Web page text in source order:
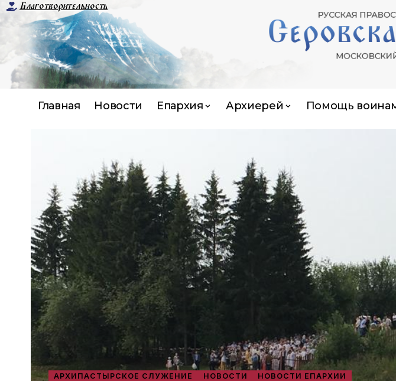
Благотворительность
Главная Новости Епархия Архиерей Помощь
АРХИПАСТЫРСКОЕ СЛУЖЕНИЕ НОВОСТИ НОВОСТИ ЕПАРХИИ